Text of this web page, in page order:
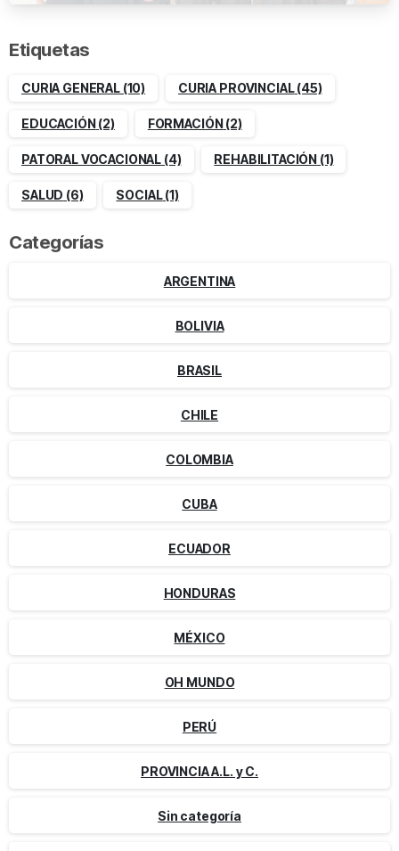
Etiquetas
CURIA GENERAL(10) CURIA PROVINCIAL(45)
EDUCACIÓN(2) FORMACIÓN(2)
PATORAL VOCACIONAL (4) REHABILITACIÓN (1)
SALUD (6) SOCIAL(1)
Categorías
ARGENTINA
BOLIVIA
BRASIL
CHILE
COLOMBIA
CUBA
ECUADOR
HONDURAS
MÉXICO
OH MUNDO
PERÚ
PROVINCIA A.L. y C.
Sin categoría